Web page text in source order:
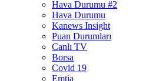
Hava Durumu #2
Hava Durumu
Kanews Insight
Puan Durumları
Canlı TV
Borsa
Covid 19
Emtia